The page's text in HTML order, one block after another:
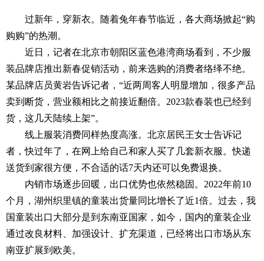
过新年，穿新衣。随着兔年春节临近，各大商场掀起“购
购购”的热潮。
近日，记者在北京市朝阳区蓝色港湾商场看到，不少服
装品牌店推出新春促销活动，前来选购的消费者络绎不绝。
某品牌店员黄岩告诉记者，“近两周客人明显增加，很多产品
卖到断货，营业额相比之前接近翻倍。2023款春装也已经到
货，这几天陆续上架”。
线上服装消费同样热度高涨。北京居民王女士告诉记
者，快过年了，在网上给自己和家人买了几套新衣服。快递
送货到家很方便，不合适的话7天内还可以免费退换。
内销市场逐步回暖，出口优势也依然稳固。2022年前10
个月，湖州织里镇的童装出货量同比增长了近1倍。过去，我
国童装出口大部分是到东南亚国家，如今，国内的童装企业
通过改良材料、加强设计、扩充渠道，已经将出口市场从东
南亚扩展到欧美。